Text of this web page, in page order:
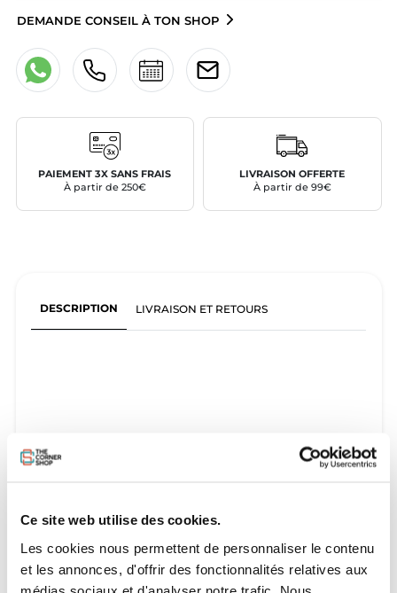
Ce site web utilise des cookies.
Les cookies nous permettent de personnaliser le contenu
et les annonces, d'offrir des fonctionnalités relatives aux
médias sociaux et d'analyser notre trafic. Nous
DEMANDE CONSEIL À TON SHOP
PAIEMENT 3X SANS FRAIS
À partir de 250€
LIVRAISON OFFERTE
À partir de 99€
DESCRIPTION LIVRAISON ET RETOURS